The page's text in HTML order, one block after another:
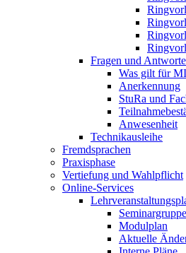
Fragen und
Was gilt für
Anerkennung
StuRa und
Anwesenheit
Technikausleihe
Fremdsprachen
Praxisphase
Vertiefung und Wahlpflicht
Online-Services
Modulplan
Aktuelle